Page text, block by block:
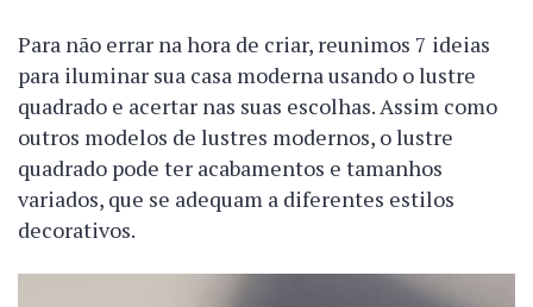
Para não errar na hora de criar, reunimos 7 ideias
para iluminar sua casa moderna usando o lustre
quadrado e acertar nas suas escolhas. Assim como
outros modelos de lustres modernos, o lustre
quadrado pode ter acabamentos e tamanhos
variados, que se adequam a diferentes estilos
decorativos.